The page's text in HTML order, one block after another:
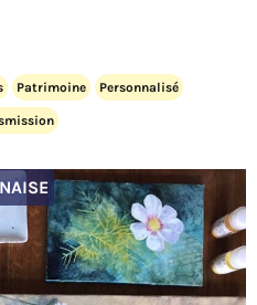
Patrimoine Personnalisé